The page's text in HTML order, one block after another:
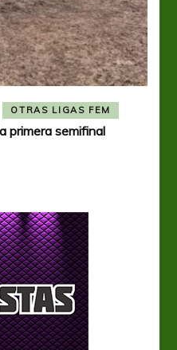
OTRAS LIGAS FEM
primera semifinal